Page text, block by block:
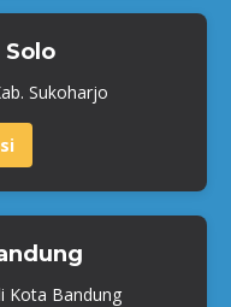
Sukoharjo
Kota Bandung